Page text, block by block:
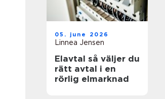
05. june 2026
Linnea Jensen
Elavtal så väljer du
rätt avtal i en
rörlig elmarknad